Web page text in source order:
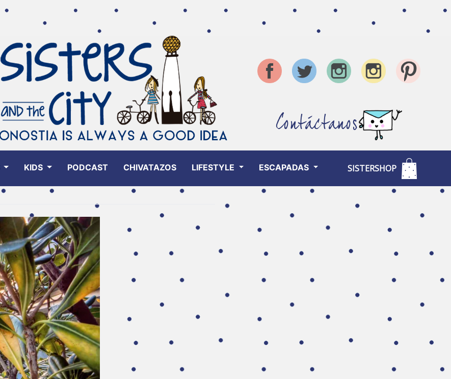
Contáctanos
KIDS PODCAST CHIVATAZOS LIFESTYLE ESCAPADAS SISTERSHOP